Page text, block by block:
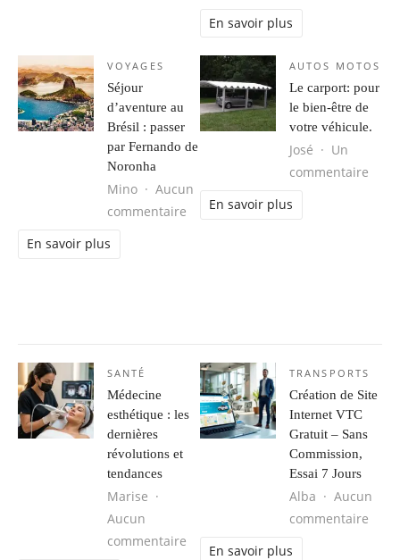
En savoir plus
VOYAGES
Séjour
d’aventure au
Brésil : passer
par Fernando de
Noronha
Mino
Aucun
commentaire sur Séjour d’aventure au Brésil :
En savoir plus
AUTOS MOTOS
Le carport: pour
le bien-être de
votre véhicule.
José
Un
commentaire
En savoir plus
SANTÉ
Médecine
esthétique : les
dernières
révolutions et
tendances
Marise
Aucun
commentaire
TRANSPORTS
Création de Site
Internet VTC
Gratuit – Sans
Commission,
Essai 7 Jours
Alba
Aucun
commentaire
En savoir plus